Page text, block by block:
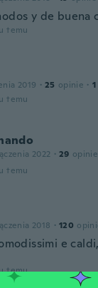
y de buena
temu
2019 · 25 opinie · 1
temu
2022 · 29 opinie
temu
2018 · 120
e
temu